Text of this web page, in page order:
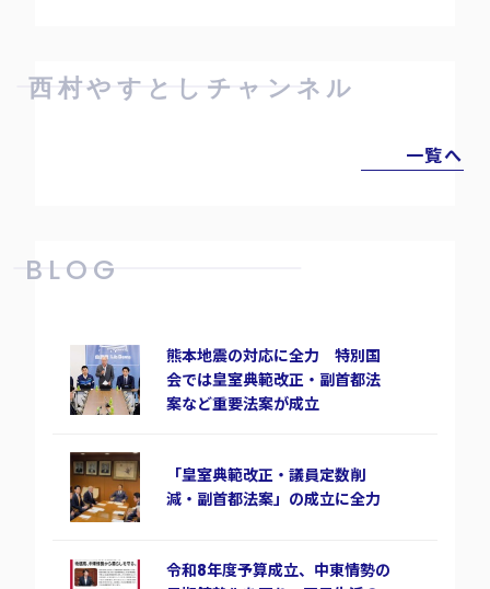
西村やすとしチャンネル
一覧へ
BLOG
熊本地震の対応に全力 特別国
会では皇室典範改正・副首都法
案など重要法案が成立
「皇室典範改正・議員定数削
減・副首都法案」の成立に全力
令和8年度予算成立、中東情勢の